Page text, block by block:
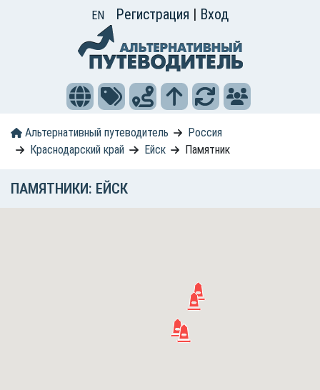
EN Регистрация | Вход
Альтернативный путеводитель
Россия
Краснодарский край
Ейск Памятник
ПАМЯТНИКИ: ЕЙСК